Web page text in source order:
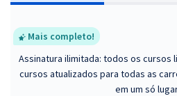
Mais completo!
Assinatura ilimitada: todos os cursos
cursos atualizados para todas as
em um só